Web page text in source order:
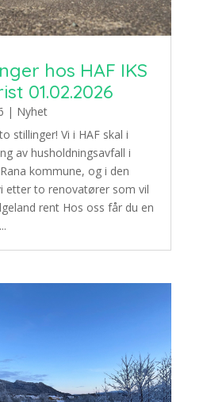
hos HAF IKS
01.02.2026
| Nyhet
stillinger! Vi i HAF skal i
av husholdningsavfall i
kommune, og i den
etter to renovatører som vil
rent Hos oss får du en